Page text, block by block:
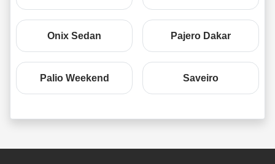
Onix Sedan Pajero Dakar
Palio Weekend Saveiro